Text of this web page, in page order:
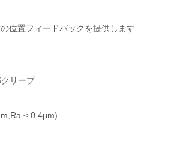
位置フィードバックを提供します.
リーブ
≤ 0.4μm)